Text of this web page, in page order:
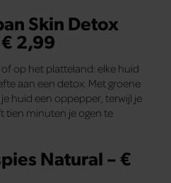
Skin Detox
2,99
op het platteland: elke huid
aan een detox. Met groene
huid een oppepper, terwijl je
tien minuten je ogen te
Natural – €